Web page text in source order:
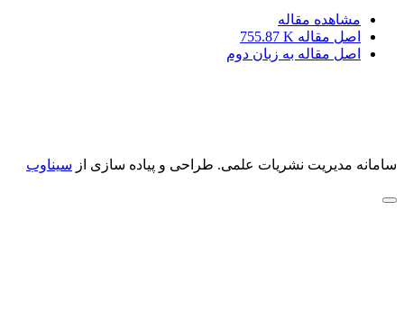
مشاهده مقاله
اصل مقاله 755.87 K
اصل مقاله به زبان دوم
سامانه مدیریت نشریات علمی. طراحی و پیاده سازی از سیناوب